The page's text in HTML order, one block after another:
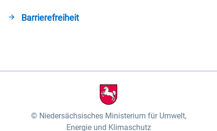
Barrierefreiheit
Niedersächsisches Ministerium für Umwelt,
Energie und Klimaschutz